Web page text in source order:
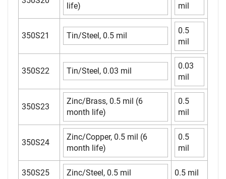
life)
mil
350S21 Tin/Steel, 0.5 mil
0.5
mil
350S22 Tin/Steel, 0.03 mil
0.03
mil
350S23
Zinc/Brass, 0.5 mil (6
month life)
0.5
mil
350S24
Zinc/Copper, 0.5 mil (6
month life)
0.5
mil
350S25 Zinc/Steel, 0.5 mil 0.5 mil